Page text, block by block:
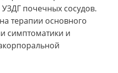
почечных сосудов.
терапии основного
симптоматики и